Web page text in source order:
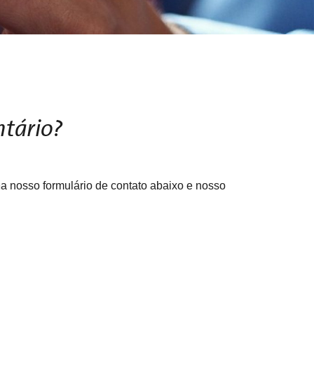
nosso formulário de contato abaixo e nosso